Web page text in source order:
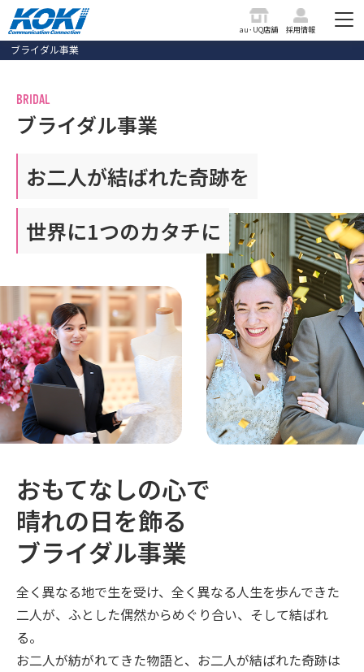
au･UQ店舗 採用情報
ブライダル事業
BR DAL
ブライダル事業
お二人が結ばれた奇跡を
世界に1つのカタチに
おもてなしの心で
晴れの日を飾る
ブライダル事業
全く異なる地で生を受け、全く異なる人生を歩んできた
二人が、ふとした偶然からめぐり合い、そして結ばれ
る。
お二人が紡がれてきた物語と、お二人が結ばれた奇跡は